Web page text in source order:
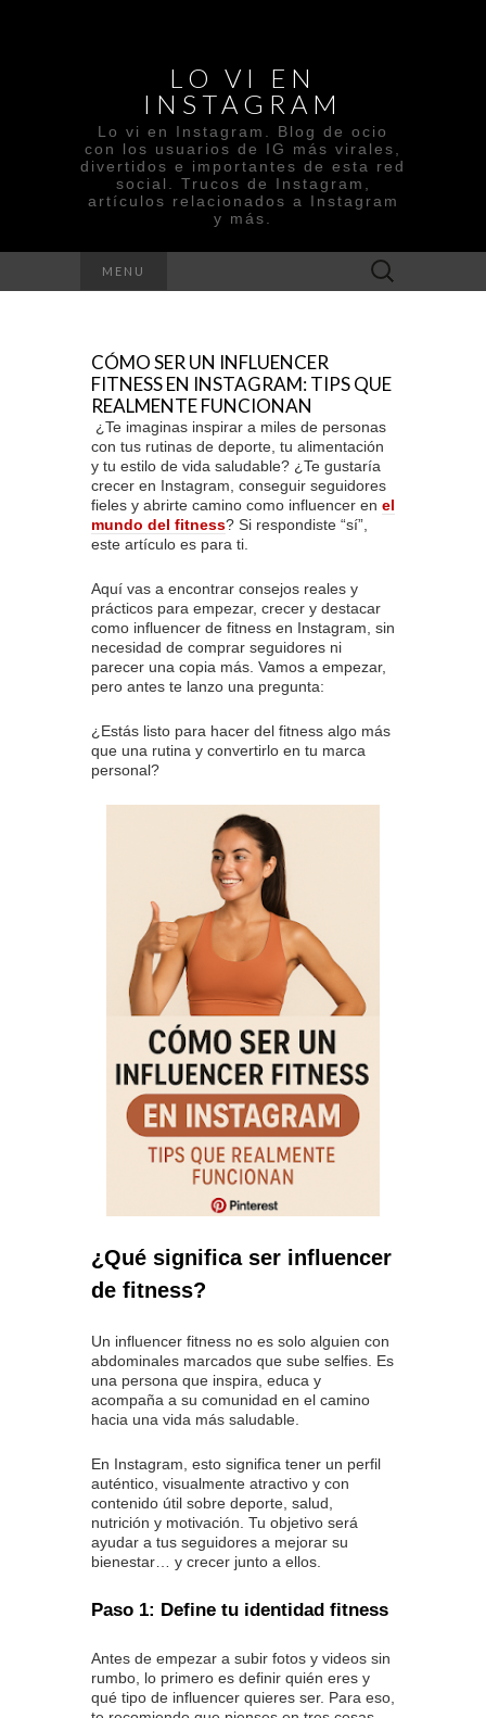
LO VI EN
INSTAGRAM
Lo vi en Instagram. Blog de ocio
con los usuarios de IG más virales,
divertidos e importantes de esta red
social. Trucos de Instagram,
artículos relacionados a Instagram
y más.
MENU
Buscar
:
CÓMO SER UN INFLUENCER
FITNESS EN INSTAGRAM: TIPS QUE
REALMENTE FUNCIONAN
¿Te imaginas inspirar a miles de personas
con tus rutinas de deporte, tu alimentación
y tu estilo de vida saludable? ¿Te gustaría
crecer en Instagram, conseguir seguidores
fieles y abrirte camino como influencer en el
mundo del fitness? Si respondiste “sí”,
este artículo es para ti.
Aquí vas a encontrar consejos reales y
prácticos para empezar, crecer y destacar
como influencer de fitness en Instagram, sin
necesidad de comprar seguidores ni
parecer una copia más. Vamos a empezar,
pero antes te lanzo una pregunta:
¿Estás listo para hacer del fitness algo más
que una rutina y convertirlo en tu marca
personal?
¿Qué significa ser influencer
de fitness?
Un influencer fitness no es solo alguien con
abdominales marcados que sube selfies. Es
una persona que inspira, educa y
acompaña a su comunidad en el camino
hacia una vida más saludable.
En Instagram, esto significa tener un perfil
auténtico, visualmente atractivo y con
contenido útil sobre deporte, salud,
nutrición y motivación. Tu objetivo será
ayudar a tus seguidores a mejorar su
bienestar… y crecer junto a ellos.
Paso 1: Define tu identidad fitness
Antes de empezar a subir fotos y videos sin
rumbo, lo primero es definir quién eres y
qué tipo de influencer quieres ser. Para eso,